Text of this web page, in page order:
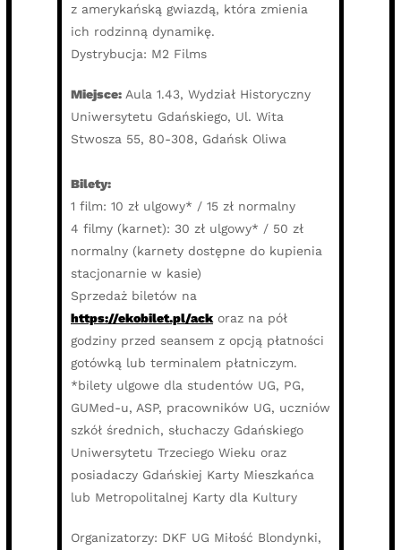
z amerykańską gwiazdą, która zmienia
ich rodzinną dynamikę.
Dystrybucja: M2 Films
Miejsce: Aula 1.43, Wydział Historyczny
Uniwersytetu Gdańskiego, Ul. Wita
Stwosza 55, 80-308, Gdańsk Oliwa
Bilety:
1 film: 10 zł ulgowy* / 15 zł normalny
4 filmy (karnet): 30 zł ulgowy* / 50 zł
normalny (karnety dostępne do kupienia
stacjonarnie w kasie)
Sprzedaż biletów na
https://ekobilet.pl/ack oraz na pół
godziny przed seansem z opcją płatności
gotówką lub terminalem płatniczym.
*bilety ulgowe dla studentów UG, PG,
GUMed-u, ASP, pracowników UG, uczniów
szkół średnich, słuchaczy Gdańskiego
Uniwersytetu Trzeciego Wieku oraz
posiadaczy Gdańskiej Karty Mieszkańca
lub Metropolitalnej Karty dla Kultury
Organizatorzy: DKF UG Miłość Blondynki,